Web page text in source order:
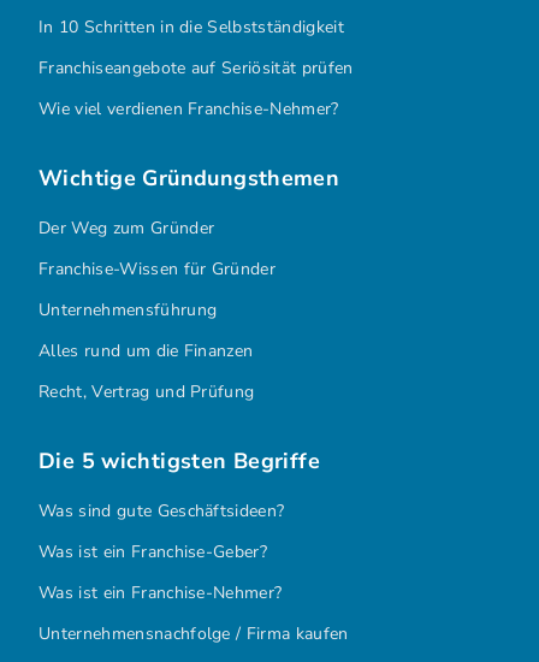
In 10 Schritten in die Selbstständigkeit
Franchiseangebote auf Seriösität prüfen
Wie viel verdienen Franchise-Nehmer?
Wichtige Gründungsthemen
Der Weg zum Gründer
Franchise-Wissen für Gründer
Unternehmensführung
Alles rund um die Finanzen
Recht, Vertrag und Prüfung
Die 5 wichtigsten Begriffe
Was sind gute Geschäftsideen?
Was ist ein Franchise-Geber?
Was ist ein Franchise-Nehmer?
Unternehmensnachfolge / Firma kaufen